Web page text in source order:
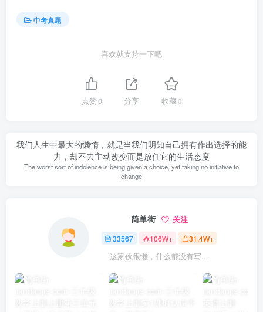
中考真题
喜欢就支持一下吧
点赞0 分享 收藏0
我们人生中最大的懒惰，就是当我们明知自己拥有作出选择的能
力，却不去主动改变而是放任它的生活态度
The worst sort of indolence is being given a choice, yet taking no initiative to
change
简单街 关注
33567 106W+ 31.4W+
这家伙很懒，什么都没有写...